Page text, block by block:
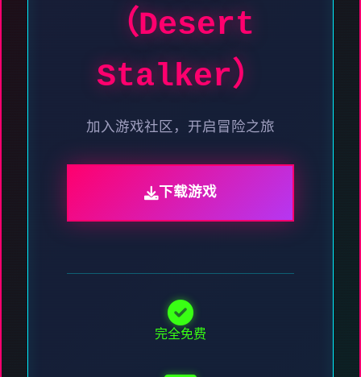
（Desert
Stalker）
加入游戏社区，开启冒险之旅
下载游戏
完全免费